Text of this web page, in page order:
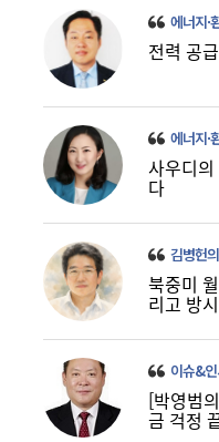
이쯤되면 ‘내홍위
윤리위 내부 갈등
에너지·
전력 공
에너지·
사우디
다
김병헌
북중미
리고 방
이슈&
[박영범
금 걱정